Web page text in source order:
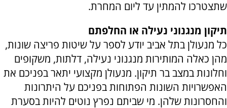
שתצטרכו להמתין עד ליום המחרת.
תיקון מנגנוני נעילה או החלפתם
כל מנעולן בתל אביב יודע לספר על שיטות פריצה שונות,
מהן כאלה המותירות מנגנוני נעילה, דלתות, משקופים
וחלונות במצב בר תיקון. מנעולן מקצועי יתאר בפניכם את
האפשרויות השונות הפתוחות בפניכם על היתרונות
והחסרונות שלהן. מי שביתם נפרץ נוטים להיות בסערת